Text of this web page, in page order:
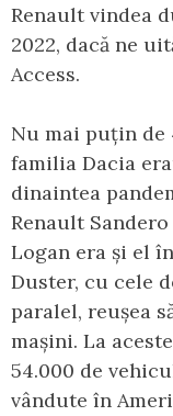
Renault vindea
2022, dacă ne
Access.
Nu mai puțin de
familia Dacia
dinaintea
Renault
Logan era și el
Duster, cu cele
paralel, reușea
mașini. La
54.000 de
vândute în